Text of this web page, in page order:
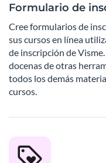
Formulario de
Cree formularios de
sus cursos en línea
de inscripción de
docenas de otras
todos los demás
cursos.